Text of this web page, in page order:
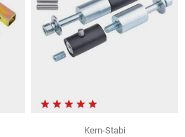
Kern-Stabi